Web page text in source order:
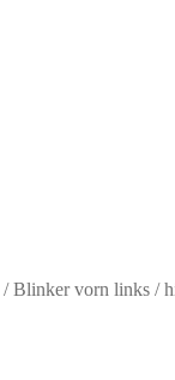
/Blinker vorn links /